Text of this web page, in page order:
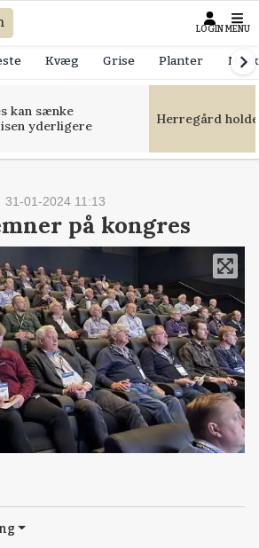
LOGIN MENU
Kvæg Grise Planter
kan sænke
yderligere
Herregård
31-01-2024 11:13
på kongres